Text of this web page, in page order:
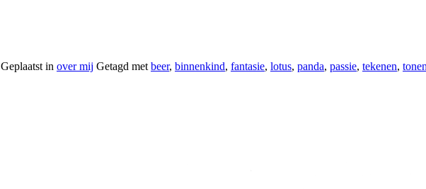
Geplaatst in over mij Getagd met beer, binnenkind, fantasie, lotus, panda, passie, tekenen,